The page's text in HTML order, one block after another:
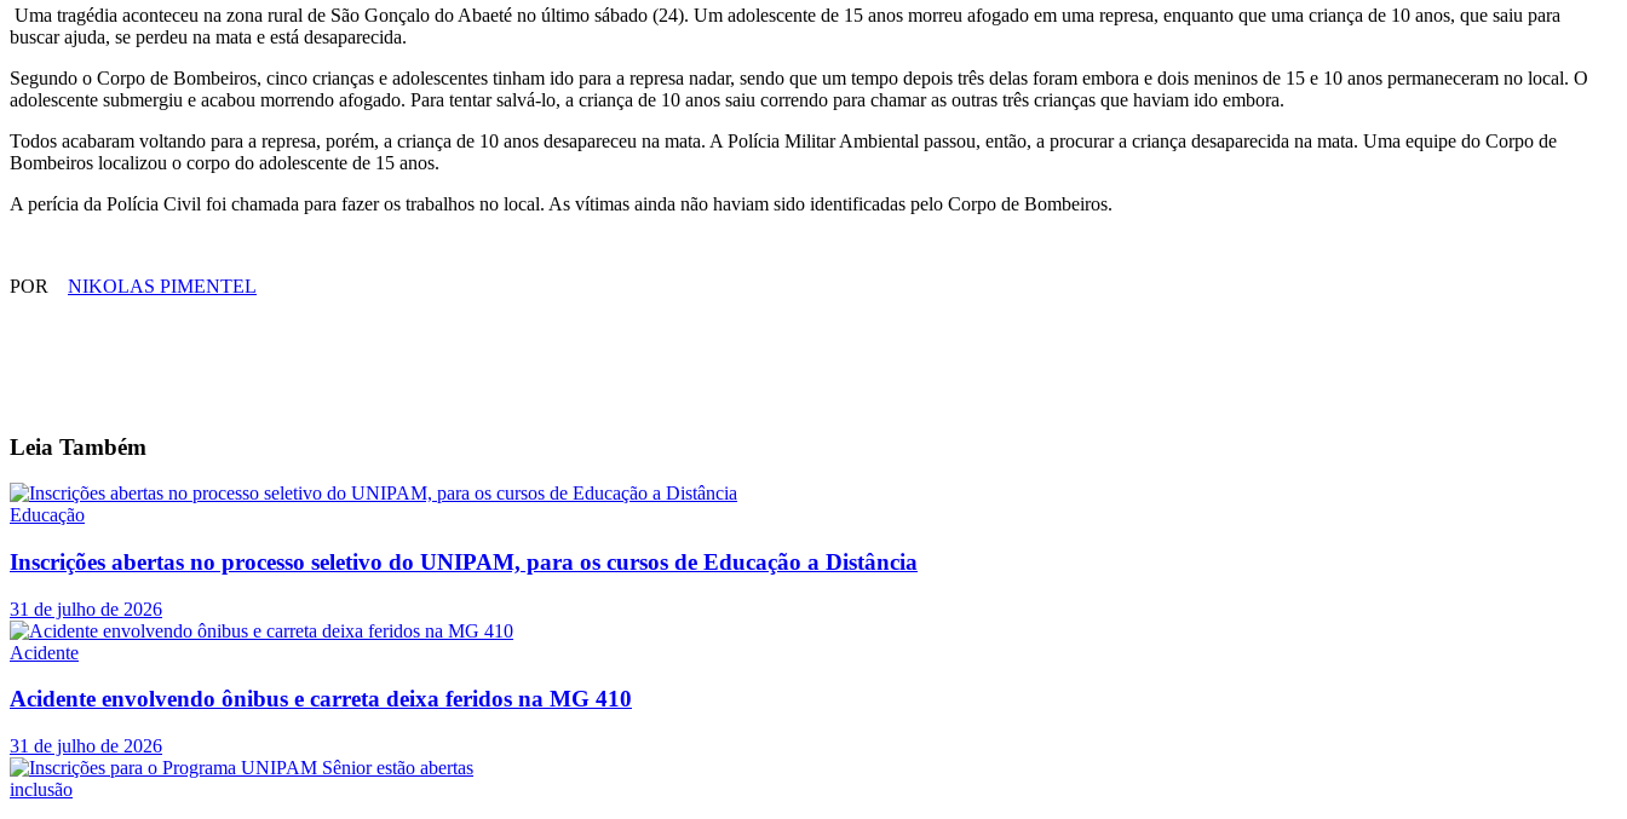
Uma tragédia aconteceu na zona rural de São Gonçalo do Abaeté no último sábado (24). Um adolescente de 15 anos morreu afogado em uma represa, enquanto que uma criança de 10 anos, que saiu para
buscar ajuda, se perdeu na mata e está desaparecida.
Segundo o Corpo de Bombeiros, cinco crianças e adolescentes tinham ido para a represa nadar, sendo que um tempo depois três delas foram embora e dois meninos de 15 e 10 anos permaneceram no local. O
adolescente submergiu e acabou morrendo afogado. Para tentar salvá-lo, a criança de 10 anos saiu correndo para chamar as outras três crianças que haviam ido embora.
Todos acabaram voltando para a represa, porém, a criança de 10 anos desapareceu na mata. A Polícia Militar Ambiental passou, então, a procurar a criança desaparecida na mata. Uma equipe do Corpo de
Bombeiros localizou o corpo do adolescente de 15 anos.
A perícia da Polícia Civil foi chamada para fazer os trabalhos no local. As vítimas ainda não haviam sido identificadas pelo Corpo de Bombeiros.
POR NIKOLAS PIMENTEL
Leia Também
Educação
Inscrições abertas no processo seletivo do UNIPAM, para os cursos de Educação a Distância
31 de julho de 2026
Acidente
Acidente envolvendo ônibus e carreta deixa feridos na MG 410
31 de julho de 2026
inclusão